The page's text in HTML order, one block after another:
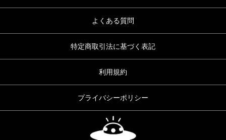
よくある質問
特定商取引法に基づく表記
利用規約
プライバシーポリシー